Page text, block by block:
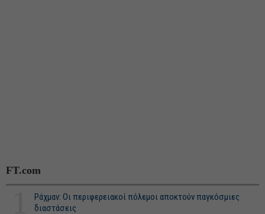
FT.com
Ράχμαν: Οι περιφερειακοί πόλεμοι αποκτούν παγκόσμιες
διαστάσεις